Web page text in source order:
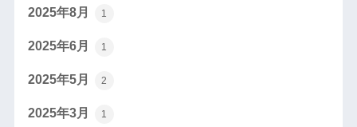
2025年8月 1
2025年6月 1
2025年5月 2
2025年3月 1